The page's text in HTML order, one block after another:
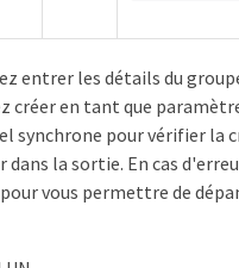
entrer les détails du
créer en tant que
synchrone pour vérifier la
la sortie. En cas
vous permettre de